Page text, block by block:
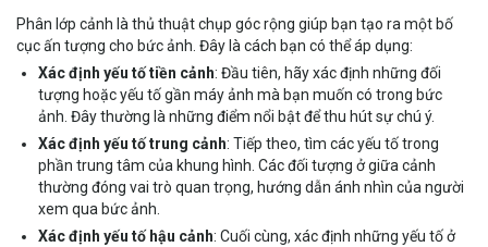
Phân lớp cảnh là thủ thuật chụp góc rộng giúp bạn tạo ra một bố
cục ấn tượng cho bức ảnh. Đây là cách bạn có thể áp dụng:
Xác định yếu tố tiền cảnh: Đầu tiên, hãy xác định những đối
tượng hoặc yếu tố gần máy ảnh mà bạn muốn có trong bức
ảnh. Đây thường là những điểm nổi bật để thu hút sự chú ý.
Xác định yếu tố trung cảnh: Tiếp theo, tìm các yếu tố trong
phần trung tâm của khung hình. Các đối tượng ở giữa cảnh
thường đóng vai trò quan trọng, hướng dẫn ánh nhìn của người
xem qua bức ảnh.
Xác định yếu tố hậu cảnh: Cuối cùng, xác định những yếu tố ở